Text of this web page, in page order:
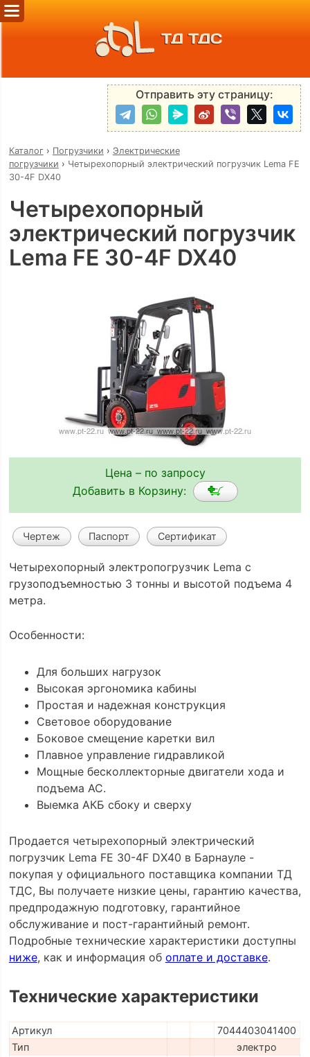
ТД ТДС
Отправить эту страницу:
Каталог› Погрузчики › Электрические
погрузчики › Четырехопорный электрический погрузчик Lema FE
30-4F DX40
Четырехопорный
электрический погрузчик
Lema FE 30-4F DX40
Цена – по запросу
Добавить в Корзину:
Чертеж Паспорт Сертификат
Четырехопорный электропогрузчик Lema с
грузоподъемностью 3 тонны и высотой подъема 4
метра.
Особенности:
Для больших нагрузок
Высокая эргономика кабины
Простая и надежная конструкция
Световое оборудование
Боковое смещение каретки вил
Плавное управление гидравликой
Мощные бесколлекторные двигатели хода и
подъема АС.
Выемка АКБ сбоку и сверху
Продается четырехопорный электрический
погрузчик Lema FE 30-4F DX40 в Барнауле -
покупая у официального поставщика компании ТД
ТДС, Вы получаете низкие цены, гарантию качества,
предпродажную подготовку, гарантийное
обслуживание и пост-гарантийный ремонт.
Подробные технические характеристики доступны
ниже, как и информация об оплате и доставке.
Технические характеристики
Артикул
7044403041400
Тип
электро